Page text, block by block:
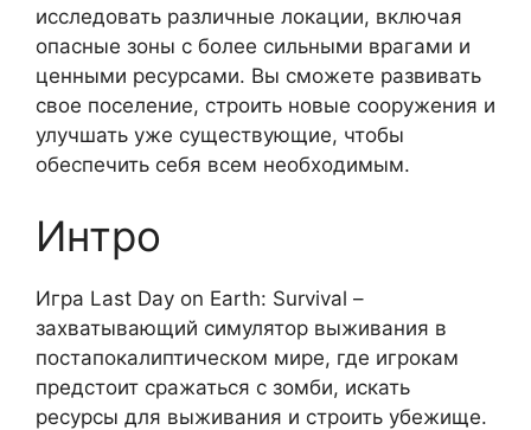
исследовать различные локации, включая
опасные зоны с более сильными врагами и
ценными ресурсами. Вы сможете развивать
свое поселение, строить новые сооружения и
улучшать уже существующие, чтобы
обеспечить себя всем необходимым.
Интро
Игра Last Day on Earth: Survival –
захватывающий симулятор выживания в
постапокалиптическом мире, где игрокам
предстоит сражаться с зомби, искать
ресурсы для выживания и строить убежище.